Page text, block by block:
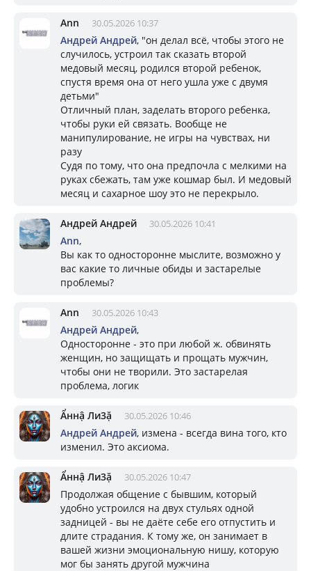
Ann 30.05.2026 10:37
Андрей Андрей, "он делал всё, чтобы этого не
случилось, устроил так сказать второй
медовый месяц, родился второй ребенок,
спустя время она от него ушла уже с двумя
детьми"
Отличный план, заделать второго ребенка,
чтобы руки ей связать. Вообще не
манипулирование, не игры на чувствах, ни
разу
Судя по тому, что она предпочла с мелкими на
руках сбежать, там уже кошмар был. И медовый
месяц и сахарное шоу это не перекрыло.
Андрей Андрей 30.05.2026 10:41
Ann,
Вы как то односторонне мыслите, возможно у
вас какие то личные обиды и застарелые
проблемы?
Ann 30.05.2026 10:43
Андрей Андрей,
Односторонне - это при любой ж. обвинять
женщин, но защищать и прощать мужчин,
чтобы они не творили. Это застарелая
проблема, логик
Ẩннậ Ли3ặ 30.05.2026 10:46
Андрей Андрей, измена - всегда вина того, кто
изменил. Это аксиома.
Ẩннậ Ли3ặ 30.05.2026 10:47
Продолжая общение с бывшим, который
удобно устроился на двух стульях одной
задницей - вы не даёте себе его отпустить и
длите страдания. К тому же, он занимает в
вашей жизни эмоциональную нишу, которую
мог бы занять другой мужчина